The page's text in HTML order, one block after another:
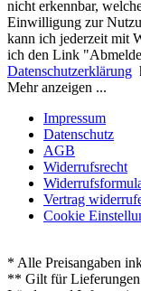
nicht erkennbar,
Einwilligung zur
kann ich jederzeit mit
ich den Link
Datenschutzerklärung
Mehr anzeigen ...
Impressum
Datenschutz
AGB
Widerrufsrecht
Vertrag
Cookie
* Alle Preisangaben
** Gilt für Lieferungen